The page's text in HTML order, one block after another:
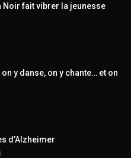
Noir fait vibrer la jeunesse
y danse, on y chante… et on
d’Alzheimer